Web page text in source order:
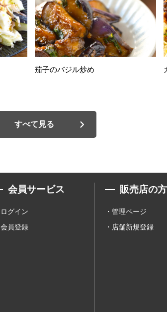
茄子のバジル炒め
すべて見る
会員サービス
ログイン
会員登録
販売店の方
管理ページ
店舗新規登録